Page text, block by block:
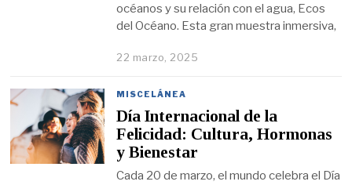
océanos y su relación con el agua, Ecos
del Océano. Esta gran muestra inmersiva,
22 marzo, 2025
MISCELÁNEA
Día Internacional de la
Felicidad: Cultura, Hormonas
y Bienestar
Cada 20 de marzo, el mundo celebra el Día